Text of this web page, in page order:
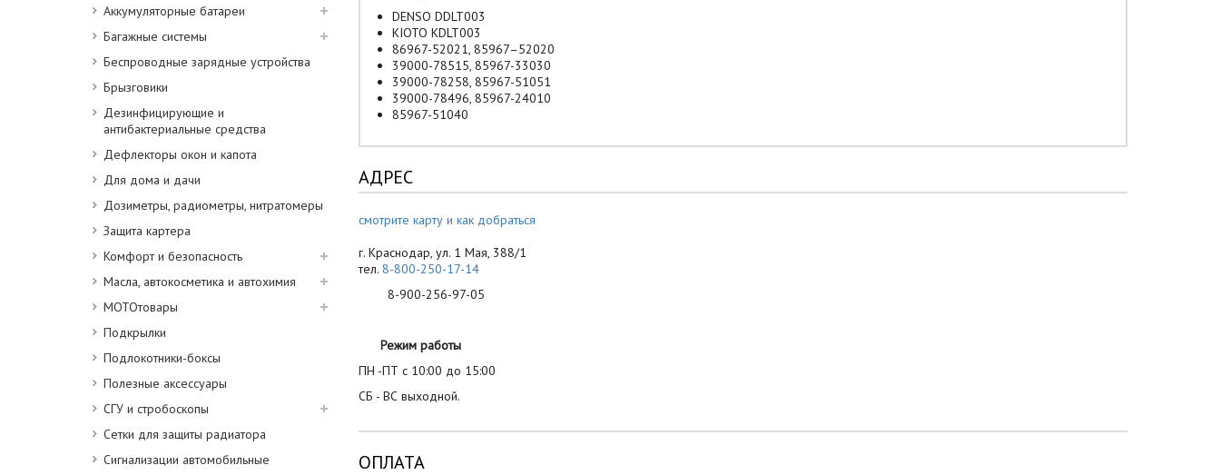
Аккумуляторные батареи
Багажные системы
Беспроводные зарядные устройства
Брызговики
Дезинфицирующие и
антибактериальные средства
Дефлекторы окон и капота
Для дома и дачи
Дозиметры, радиометры, нитратомеры
Защита картера
Комфорт и безопасность
Масла, автокосметика и автохимия
МОТОтовары
Подкрылки
Подлокотники-боксы
Полезные аксессуары
СГУ и стробоскопы
Сетки для защиты радиатора
Сигнализации автомобильные
DENSO DDLT003
KIOTO KDLT003
86967-52021, 85967–52020
39000-78515, 85967-33030
39000-78258, 85967-51051
39000-78496, 85967-24010
85967-51040
АДРЕС
смотрите карту и как добраться
г. Краснодар, ул. 1 Мая, 388/1
тел. 8-800-250-17-14
8-900-256-97-05
Режим работы
ПН -ПТ с 10:00 до 15:00
СБ - ВС выходной.
ОПЛАТА